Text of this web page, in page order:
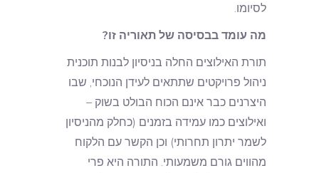
לסיומו.
מה עומד בבסיסה של תאוריה זו?
תורת האילוצים החלה בניסיון לבנות תוכנית
ניהול פרויקטים שתתאים לעידן הנוכחי, שבו
היצרנים כבר אינם הכוח הבולט בשוק –
ואילוצים כמו עמידה בזמנים (כחלק מהניסיון
לשמר יתרון תחרותי) וכן הקשר עם הלקוח
מהווים גורם משמעותי. התורה היא פרי